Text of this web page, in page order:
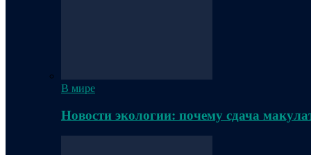
В мире
Новости экологии: почему сдача